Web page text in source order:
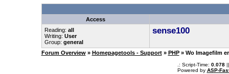
Access
Reading: all
Writing: User
Group: general
sense100
Forum Overview » Homepagetools - Support » PHP » Wo Imagefilm
.: Script-Time: 0.078||
Powered by ASP-